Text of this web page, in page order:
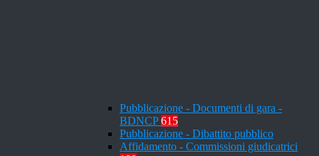
Pubblicazione - Documenti di gara -
BDNCP615
Pubblicazione - Dibattito pubblico
Affidamento - Commissioni giudicatrici